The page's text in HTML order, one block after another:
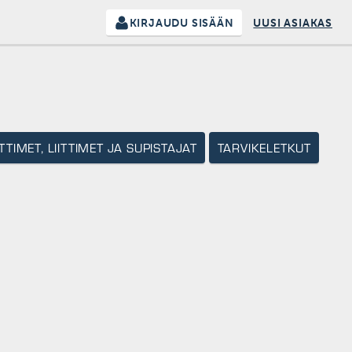
KIRJAUDU SISÄÄN UUSI ASIAKAS
LIITTIMET JA SUPISTAJAT TARVIKELETKUT